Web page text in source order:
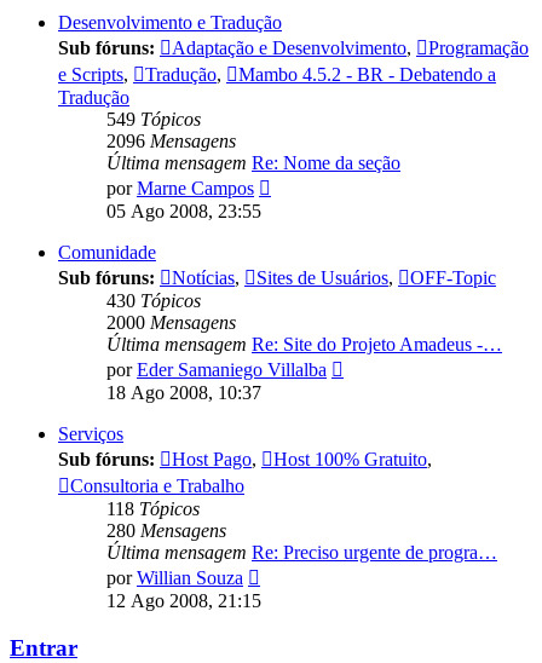
Desenvolvimento e Tradução
Sub fóruns:
Adaptação e Desenvolvimento,
Programação
e Scripts, Tradução,
Mambo 4.5.2 - BR - Debatendo a
Tradução
549 Tópicos
2096 Mensagens
Última mensagem Re: Nome da seção
porMarne Campos
05 Ago 2008, 23:55
Comunidade
Sub fóruns:
Notícias, Sites de Usuários,
OFF-Topic
430 Tópicos
2000 Mensagens
Última mensagem Re: Site do Projeto Amadeus -…
porEder Samaniego Villalba
18 Ago 2008, 10:37
Serviços
Sub fóruns:
Host Pago, Host 100% Gratuito,
Consultoria e Trabalho
118 Tópicos
280 Mensagens
Última mensagem Re: Preciso urgente de progra…
porWillian Souza
última
12 Ago 2008, 21:15
Entrar